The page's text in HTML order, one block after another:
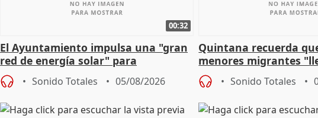
00:32
El Ayuntamiento impulsa una "gran
red de energía solar" para
autoconsumo
Sonido Totales 05/08/2026
Quintana recuerda
menores migrantes
aportación del
Sonido Totales